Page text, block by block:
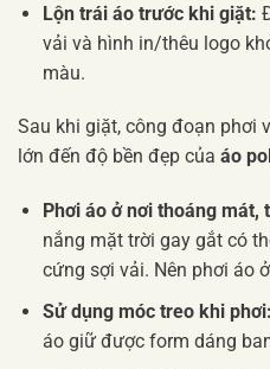
Lộn trái áo trước khi giặt:
vải và hình in/thêu logo
màu.
Sau khi giặt, công đoạn phơi
lớn đến độ bền đẹp của áo
Phơi áo ở nơi thoáng
nắng mặt trời gay gắt có
cứng sợi vải. Nên phơi áo
Sử dụng móc treo khi phơi:
áo giữ được form dáng